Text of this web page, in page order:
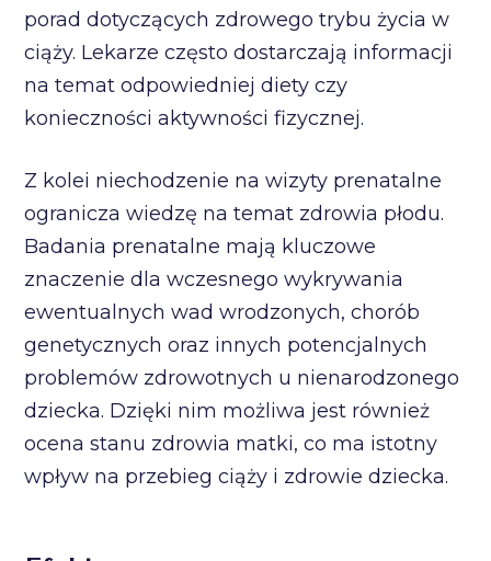
porad dotyczących zdrowego trybu życia w
ciąży. Lekarze często dostarczają informacji
na temat odpowiedniej diety czy
konieczności aktywności fizycznej.
Z kolei niechodzenie na wizyty prenatalne
ogranicza wiedzę na temat zdrowia płodu.
Badania prenatalne mają kluczowe
znaczenie dla wczesnego wykrywania
ewentualnych wad wrodzonych, chorób
genetycznych oraz innych potencjalnych
problemów zdrowotnych u nienarodzonego
dziecka. Dzięki nim możliwa jest również
ocena stanu zdrowia matki, co ma istotny
wpływ na przebieg ciąży i zdrowie dziecka.